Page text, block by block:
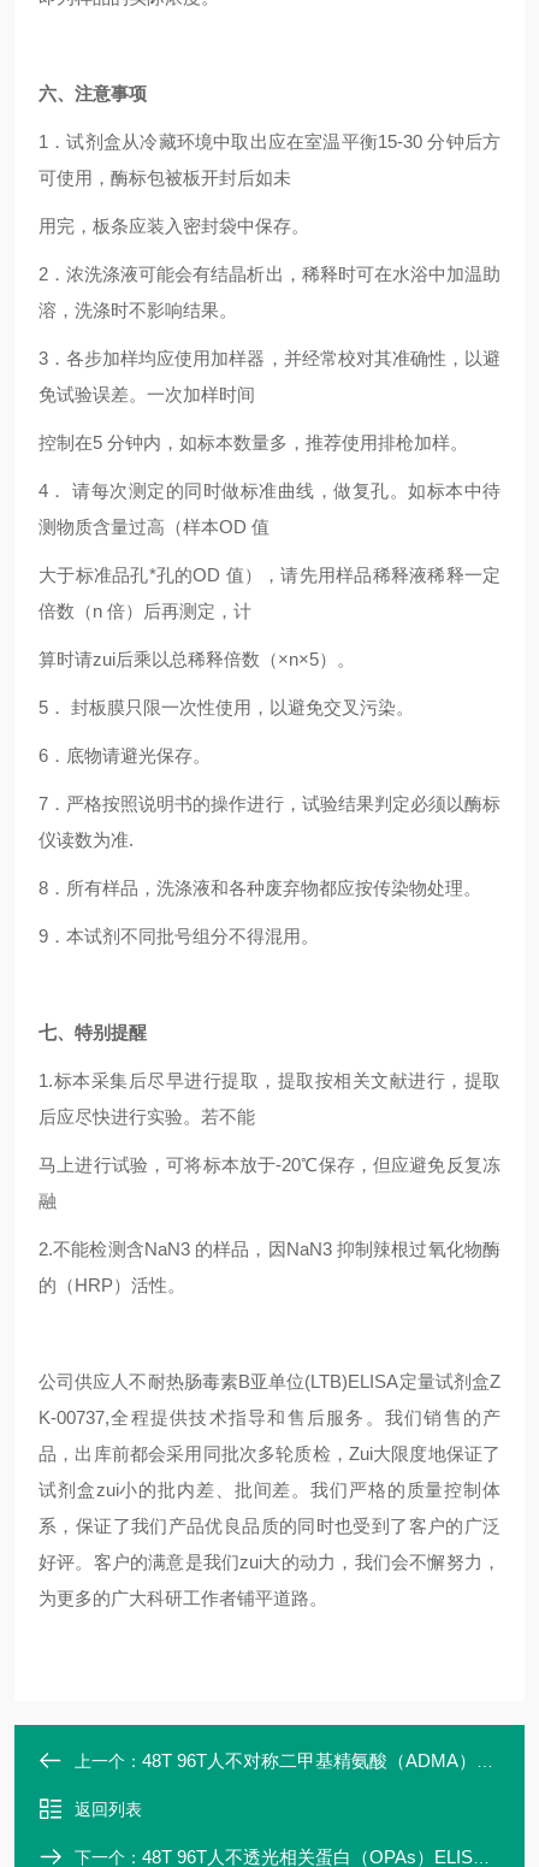
六、注意事项
1 ．试剂盒从冷藏环境中取出应在室温平衡15-30 分钟后方
可使用，酶标包被板开封后如未
用完，板条应装入密封袋中保存。
2 ．浓洗涤液可能会有结晶析出，稀释时可在水浴中加温助
溶，洗涤时不影响结果。
3 ．各步加样均应使用加样器，并经常校对其准确性，以避
免试验误差。一次加样时间
控制在5 分钟内，如标本数量多，推荐使用排枪加样。
4 ． 请每次测定的同时做标准曲线，做复孔。如标本中待
测物质含量过高（样本OD 值
大于标准品孔*孔的OD 值），请先用样品稀释液稀释一定
倍数（n 倍）后再测定，计
算时请zui后乘以总稀释倍数（×n×5）。
5 ． 封板膜只限一次性使用，以避免交叉污染。
6 ．底物请避光保存。
7 ．严格按照说明书的操作进行，试验结果判定必须以酶标
仪读数为准.
8 ．所有样品，洗涤液和各种废弃物都应按传染物处理。
9 ．本试剂不同批号组分不得混用。
七、特别提醒
1.标本采集后尽早进行提取，提取按相关文献进行，提取
后应尽快进行实验。若不能
马上进行试验，可将标本放于-20℃保存，但应避免反复冻
融
2.不能检测含NaN3 的样品，因NaN3 抑制辣根过氧化物酶
的（HRP）活性。
公司供应 人不耐热肠毒素B亚单位(LTB)ELISA定量试剂盒Z
K-00737,全程提供技术指导和售后服务。我们销售的产
品，出库前都会采用同批次多轮质检， Zui大限度地保证了
试剂盒zui小的批内差、批间差。我们严格的质量控制体
系，保证了我们产品优良品质的同时也受到了客户的广泛
好评。客户的满意是我们zui大的动力，我们会不懈努力，
为更多的广大科研工作者铺平道路。
上一个： 48T 96T人不对称二甲基精氨酸（ADMA）ELISA定量试剂盒
返回列表
下一个： 48T 96T人不透光相关蛋白（OPAs）ELISA定量试剂盒ZK-00738